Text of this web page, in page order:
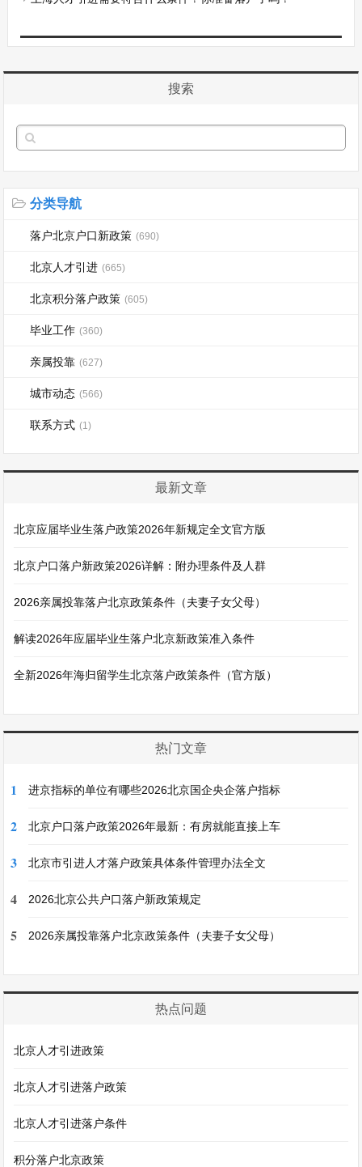
搜索
分类导航
落户北京户口新政策 (690)
北京人才引进 (665)
北京积分落户政策 (605)
毕业工作 (360)
亲属投靠 (627)
城市动态 (566)
联系方式 (1)
最新文章
北京应届毕业生落户政策2026年新规定全文官方版
北京户口落户新政策2026详解：附办理条件及人群
2026亲属投靠落户北京政策条件（夫妻子女父母）
解读2026年应届毕业生落户北京新政策准入条件
全新2026年海归留学生北京落户政策条件（官方版）
热门文章
1 进京指标的单位有哪些2026北京国企央企落户指标
2 北京户口落户政策2026年最新：有房就能直接上车
3 北京市引进人才落户政策具体条件管理办法全文
4 2026北京公共户口落户新政策规定
5 2026亲属投靠落户北京政策条件（夫妻子女父母）
热点问题
北京人才引进政策
北京人才引进落户政策
北京人才引进落户条件
积分落户北京政策